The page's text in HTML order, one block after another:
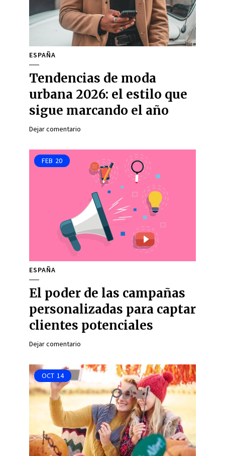
ESPAÑA
Tendencias de moda
urbana 2026: el estilo que
sigue marcando el año
Dejar comentario
FEB 20
ESPAÑA
El poder de las campañas
personalizadas para captar
clientes potenciales
Dejar comentario
OCT 14